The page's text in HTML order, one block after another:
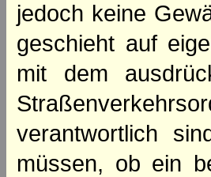
jedoch keine
geschieht auf
mit dem
verantwortlich
müssen, ob ein